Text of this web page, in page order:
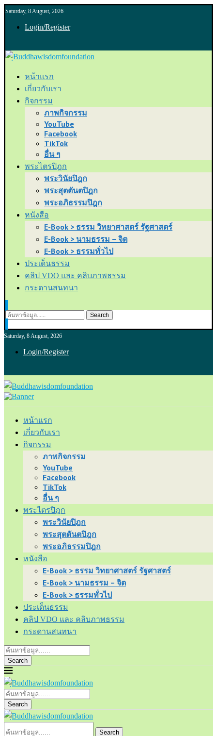
Saturday, 8 August, 2026
Login/Register
หน้าแรก
เกี่ยวกับเรา
กิจกรรม
ภาพกิจกรรม
YouTube
Facebook
TikTok
อื่น ๆ
พระไตรปิฎก
พระวินัยปิฎก
พระสุตตันตปิฎก
พระอภิธรรมปิฎก
หนังสือ
E-Book > ธรรม วิทยาศาสตร์ รัฐศาสตร์
E-Book > นามธรรม – จิต
E-Book > ธรรมทั่วไป
ประเด็นธรรม
คลิป VDO และ คลิบภาพธรรม
กระดานสนทนา
Search
Saturday, 8 August, 2026
Login/Register
หน้าแรก
เกี่ยวกับเรา
กิจกรรม
ภาพกิจกรรม
YouTube
Facebook
TikTok
อื่น ๆ
พระไตรปิฎก
พระวินัยปิฎก
พระสุตตันตปิฎก
พระอภิธรรมปิฎก
หนังสือ
E-Book > ธรรม วิทยาศาสตร์ รัฐศาสตร์
E-Book > นามธรรม – จิต
E-Book > ธรรมทั่วไป
ประเด็นธรรม
คลิป VDO และ คลิบภาพธรรม
กระดานสนทนา
Search
Search
Search